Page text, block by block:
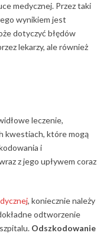
medycznej. Przez taki
wynikiem jest
dotyczyć błędów
lekarzy, ale również
leczenie,
kwestiach, które mogą
i
z jego upływem coraz
, koniecznie należy
odtworzenie
Odszkodowanie